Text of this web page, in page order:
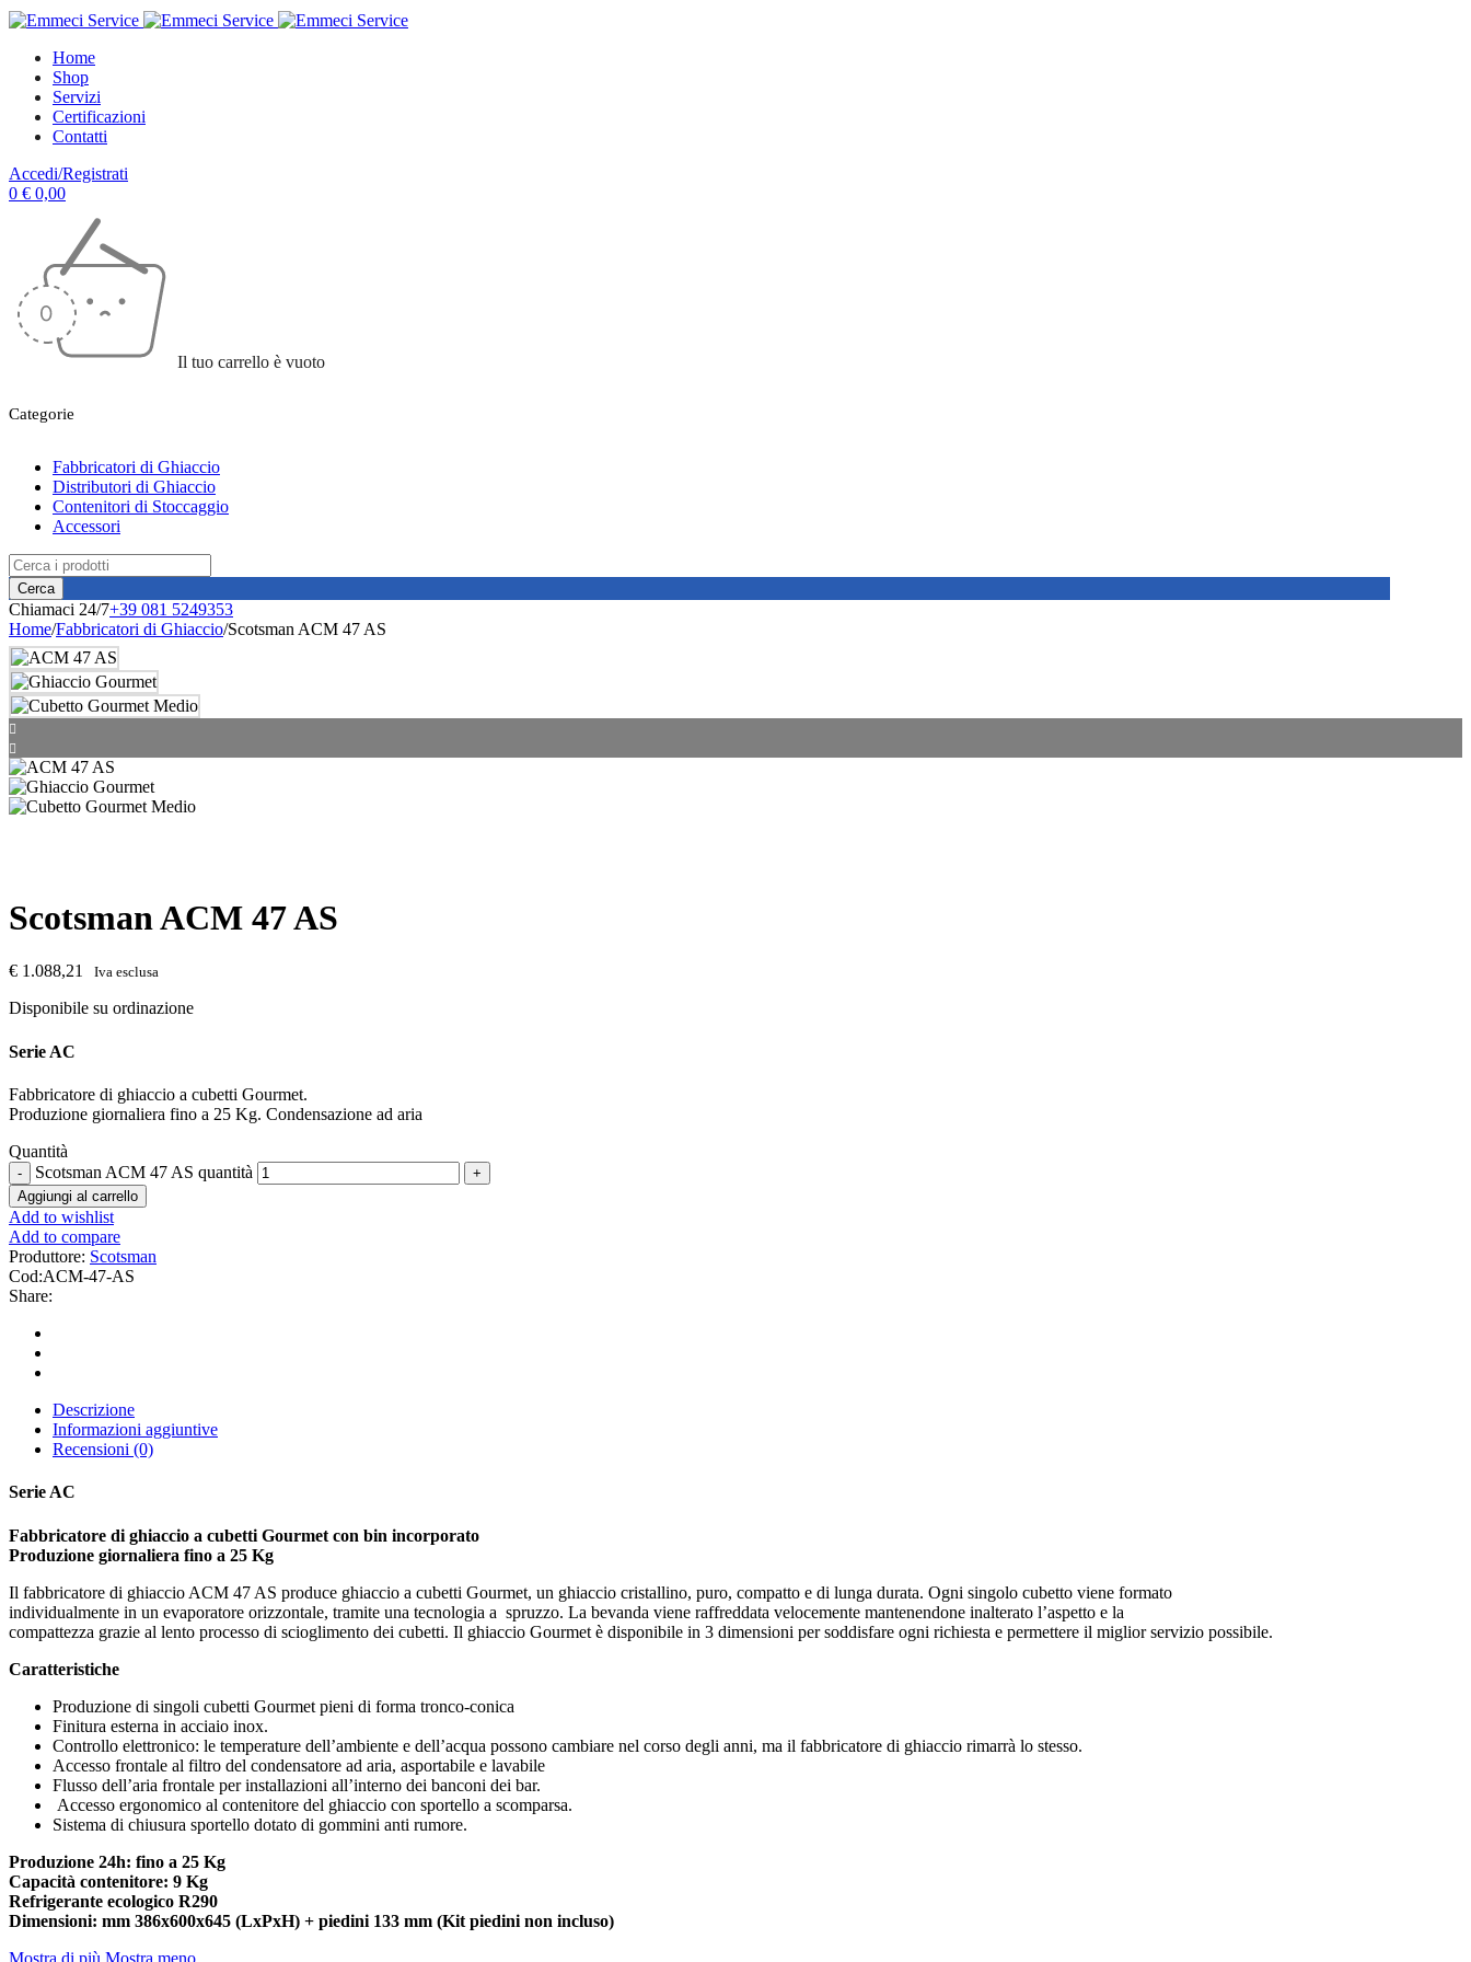
Home
Shop
Servizi
Certificazioni
Contatti
Accedi/Registrati
0 € 0,00
Il tuo carrello è vuoto
Categorie
Fabbricatori di Ghiaccio
Distributori di Ghiaccio
Contenitori di Stoccaggio
Accessori
Chiamaci 24/7+39 081 5249353
Home/Fabbricatori di Ghiaccio/Scotsman ACM 47 AS
Scotsman ACM 47 AS
€ 1.088,21 Iva esclusa
Disponibile su ordinazione
Serie AC
Fabbricatore di ghiaccio a cubetti Gourmet.
Produzione giornaliera fino a 25 Kg. Condensazione ad aria
Quantità
Scotsman ACM 47 AS quantità
Aggiungi al carrello
Add to wishlist
Add to compare
Produttore: Scotsman
Cod:ACM-47-AS
Share:
Descrizione
Informazioni aggiuntive
Recensioni (0)
Serie AC
Fabbricatore di ghiaccio a cubetti Gourmet con bin incorporato
Produzione giornaliera fino a 25 Kg
Il fabbricatore di ghiaccio ACM 47 AS produce ghiaccio a cubetti Gourmet, un ghiaccio cristallino, puro, compatto e di lunga durata. Ogni singolo cubetto viene formato
individualmente in un evaporatore orizzontale, tramite una tecnologia a spruzzo. La bevanda viene raffreddata velocemente mantenendone inalterato l’aspetto e la
compattezza grazie al lento processo di scioglimento dei cubetti. Il ghiaccio Gourmet è disponibile in 3 dimensioni per soddisfare ogni richiesta e permettere il miglior servizio possibile.
Caratteristiche
Produzione di singoli cubetti Gourmet pieni di forma tronco-conica
Finitura esterna in acciaio inox.
Controllo elettronico: le temperature dell’ambiente e dell’acqua possono cambiare nel corso degli anni, ma il fabbricatore di ghiaccio rimarrà lo stesso.
Accesso frontale al filtro del condensatore ad aria, asportabile e lavabile
Flusso dell’aria frontale per installazioni all’interno dei banconi dei bar.
Accesso ergonomico al contenitore del ghiaccio con sportello a scomparsa.
Sistema di chiusura sportello dotato di gommini anti rumore.
Produzione 24h: fino a 25 Kg
Capacità contenitore: 9 Kg
Refrigerante ecologico R290
Dimensioni: mm 386x600x645 (LxPxH) + piedini 133 mm (Kit piedini non incluso)
Mostra di più Mostra meno